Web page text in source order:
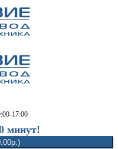
17:00
минут!